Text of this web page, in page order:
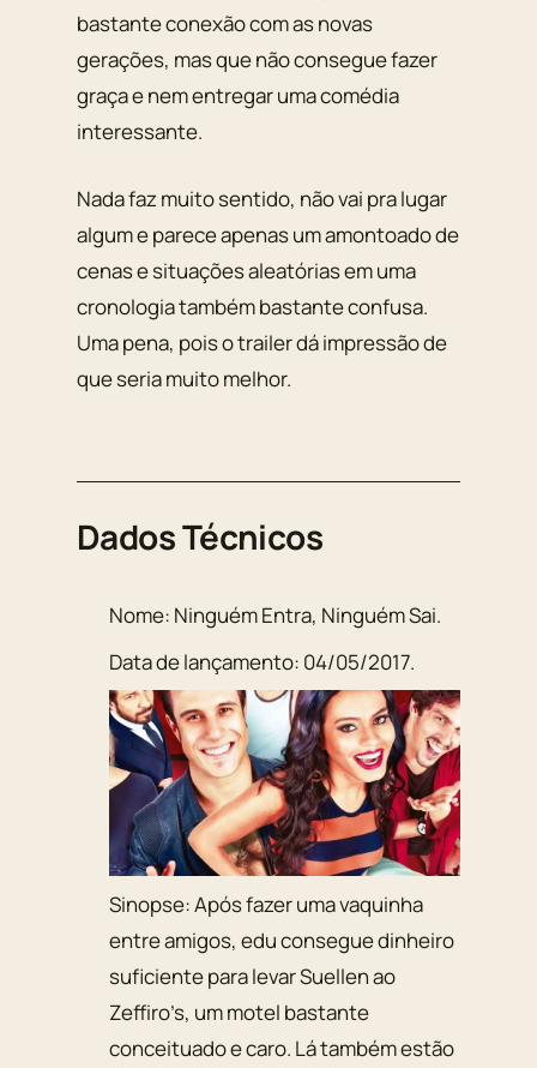
bastante conexão com as novas
gerações, mas que não consegue fazer
graça e nem entregar uma comédia
interessante.
Nada faz muito sentido, não vai pra lugar
algum e parece apenas um amontoado de
cenas e situações aleatórias em uma
cronologia também bastante confusa.
Uma pena, pois o trailer dá impressão de
que seria muito melhor.
Dados Técnicos
Nome: Ninguém Entra, Ninguém Sai.
Data de lançamento: 04/05/2017.
Sinopse:Após fazer uma vaquinha
entre amigos, edu consegue dinheiro
suficiente para levar Suellen ao
Zeffiro’s, um motel bastante
conceituado e caro. Lá também estão